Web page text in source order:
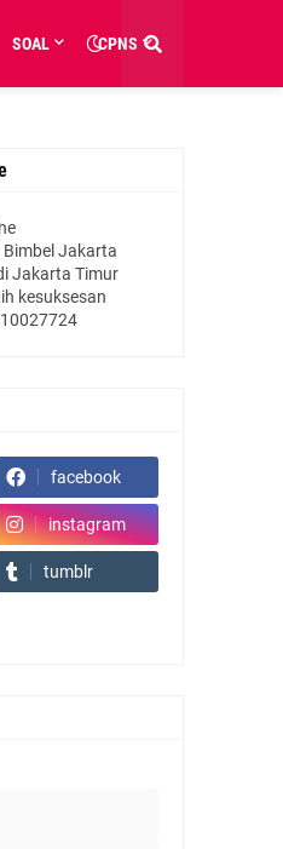
SOAL CPNS
Bimbel Jakarta
Jakarta Timur
kesuksesan
facebook
instagram
tumblr